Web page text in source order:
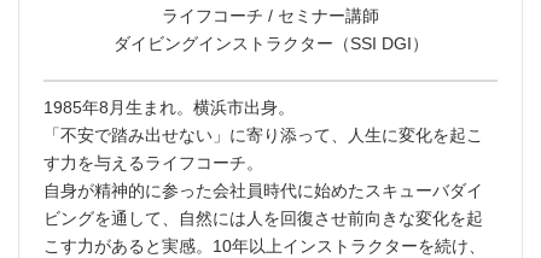
ライフコーチ / セミナー講師
ダイビングインストラクター（SSI DGI）
1985年8月生まれ。横浜市出身。
「不安で踏み出せない」に寄り添って、人生に変化を起こ
す力を与えるライフコーチ。
自身が精神的に参った会社員時代に始めたスキューバダイ
ビングを通して、自然には人を回復させ前向きな変化を起
こす力があると実感。10年以上インストラクターを続け、